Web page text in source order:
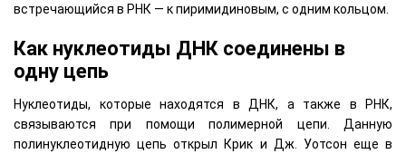
встречающийся в РНК — к пиримидиновым, с одним кольцом.
Как нуклеотиды ДНК соединены в
одну цепь
Нуклеотиды, которые находятся в ДНК, а также в РНК,
связываются при помощи полимерной цепи. Данную
полинуклеотидную цепь открыл Крик и Дж. Уотсон еще в